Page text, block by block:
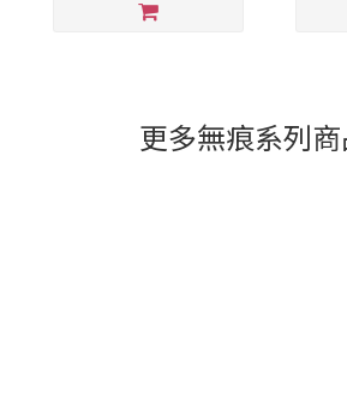
更多無痕系列